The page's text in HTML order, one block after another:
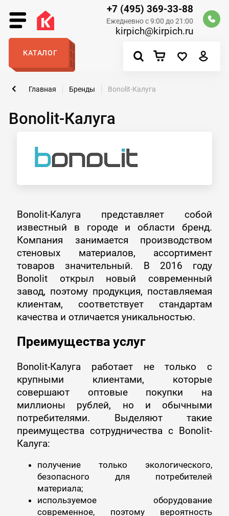
+7 (495) 369-33-88
Ежедневно с 9:00 до 21:00
kirpich@kirpich.ru
КАТАЛОГ
Bonolit-Калуга
Главная Бренды Bonolit-Калуга
Bonolit-Калуга представляет собой
известный в городе и области бренд.
Компания занимается производством
стеновых материалов, ассортимент
товаров значительный. В 2016 году
Bonolit открыл новый современный
завод, поэтому продукция, поставляемая
клиентам, соответствует стандартам
качества и отличается уникальностью.
Преимущества услуг
Bonolit-Калуга работает не только с
крупными клиентами, которые
совершают оптовые покупки на
миллионы рублей, но и обычными
потребителями. Выделяют такие
преимущества сотрудничества с Bonolit-
Калуга:
получение только экологического,
безопасного для потребителей
материала;
используемое оборудование
современное, поэтому вероятность